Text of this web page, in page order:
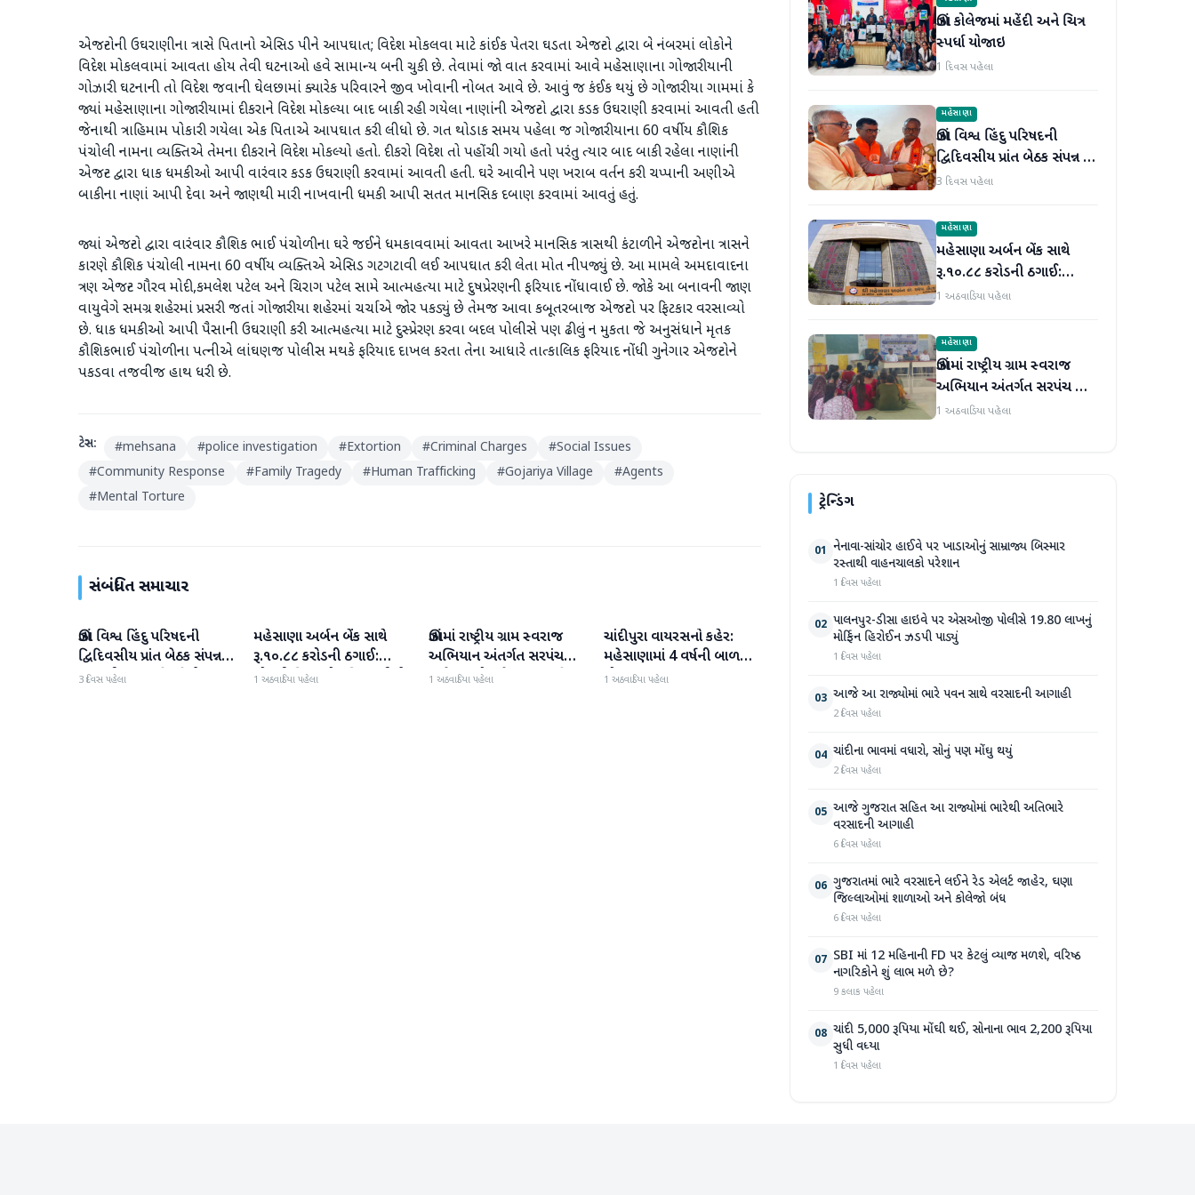
એજન્ટોની ઉઘરાણીના ત્રાસે પિતાનો એસિડ પીને આપઘાત; વિદેશ મોકલવા માટે કાંઈક પેતરા ઘડતા એજન્ટો દ્વારા બે નંબરમાં લોકોને
વિદેશ મોકલવામાં આવતા હોય તેવી ઘટનાઓ હવે સામાન્ય બની ચુકી છે. તેવામાં જો વાત કરવામાં આવે મહેસાણાના ગોજારીયાની
ગોઝારી ઘટનાની તો વિદેશ જવાની ઘેલછામાં ક્યારેક પરિવારને જીવ ખોવાની નોબત આવે છે. આવું જ કંઈક થયું છે ગોજારીયા ગામમાં કે
જ્યાં મહેસાણાના ગોજારીયામાં દીકરાને વિદેશ મોકલ્યા બાદ બાકી રહી ગયેલા નાણાંની એજન્ટો દ્વારા કડક ઉઘરાણી કરવામાં આવતી હતી
જેનાથી ત્રાહિમામ પોકારી ગયેલા એક પિતાએ આપઘાત કરી લીધો છે. ગત થોડાક સમય પહેલા જ ગોજારીયાના 60 વર્ષીય કૌશિક
પંચોલી નામના વ્યક્તિએ તેમના દીકરાને વિદેશ મોકલ્યો હતો. દીકરો વિદેશ તો પહોંચી ગયો હતો પરંતુ ત્યાર બાદ બાકી રહેલા નાણાંની
એજન્ટ દ્વારા ધાક ધમકીઓ આપી વારંવાર કડક ઉઘરાણી કરવામાં આવતી હતી. ઘરે આવીને પણ ખરાબ વર્તન કરી ચપ્પાની અણીએ
બાકીના નાણાં આપી દેવા અને જાણથી મારી નાખવાની ધમકી આપી સતત માનસિક દબાણ કરવામાં આવતું હતું.
જ્યાં એજન્ટો દ્વારા વારંવાર કૌશિક ભાઈ પંચોળીના ઘરે જઈને ધમકાવવામાં આવતા આખરે માનસિક ત્રાસથી કંટાળીને એજન્ટોના ત્રાસને
કારણે કૌશિક પંચોલી નામના 60 વર્ષીય વ્યક્તિએ એસિડ ગટગટાવી લઈ આપઘાત કરી લેતા મોત નીપજ્યું છે. આ મામલે અમદાવાદના
ત્રણ એજન્ટ ગૌરવ મોદી,કમલેશ પટેલ અને ચિરાગ પટેલ સામે આત્મહત્યા માટે દુષપ્રેરણની ફરિયાદ નોંધાવાઈ છે. જોકે આ બનાવની જાણ
વાયુવેગે સમગ્ર શહેરમાં પ્રસરી જતાં ગોજારીયા શહેરમાં ચર્ચાએ જોર પકડ્યું છે તેમજ આવા કબૂતરબાજ એજન્ટો પર ફિટકાર વરસાવ્યો
છે. ધાક ધમકીઓ આપી પૈસાની ઉઘરાણી કરી આત્મહત્યા માટે દુસ્પ્રેરણ કરવા બદલ પોલીસે પણ ઢીલું ન મુકતા જે અનુસંધાને મૃતક
કૌશિકભાઈ પંચોળીના પત્નીએ લાંઘણજ પોલીસ મથકે ફરિયાદ દાખલ કરતા તેના આધારે તાત્કાલિક ફરિયાદ નોંધી ગુનેગાર એજન્ટોને
પકડવા તજવીજ હાથ ધરી છે.
ટેગ્સ: #mehsana #police investigation #Extortion #Criminal Charges #Social Issues
#Community Response #Family Tragedy #Human Trafficking #Gojariya Village #Agents
#Mental Torture
સંબંધિત સમાચાર
મહેસાણા
ઊંઝા વિશ્વ હિંદુ પરિષદની
દ્વિદિવસીય પ્રાંત બેઠક સંપન્ન :
250 થી વધુ કાર્યકર્તાઓ
3 દિવસ પહેલા
મહેસાણા
મહેસાણા અર્બન બેંક સાથે
રૂ.૧૦.૮૮ કરોડની ઠગાઈ:
લોનની મિલકતો પતિ-પત્નીએ
1 અઠવાડિયા પહેલા
મહેસાણા
ઊંઝામાં રાષ્ટ્રીય ગ્રામ સ્વરાજ
અભિયાન અંતર્ગત સરપંચ
અને સભ્યો માટે ક્ષમતાવર્ધન
1 અઠવાડિયા પહેલા
મહેસાણા
ચાંદીપુરા વાયરસનો કહેર:
મહેસાણામાં 4 વર્ષની બાળકીનું
મોત
1 અઠવાડિયા પહેલા
ઊંઝા કોલેજમાં મહેંદી અને ચિત્ર
સ્પર્ધા યોજાઇ
1 દિવસ પહેલા
મહેસાણા
ઊંઝા વિશ્વ હિંદુ પરિષદની
દ્વિદિવસીય પ્રાંત બેઠક સંપન્ન :
250 થી વધુ કાર્યકર્તાઓ
3 દિવસ પહેલા
મહેસાણા
મહેસાણા અર્બન બેંક સાથે
રૂ.૧૦.૮૮ કરોડની ઠગાઈ:
લોનની મિલકતો પતિ-પત્નીએ
1 અઠવાડિયા પહેલા
મહેસાણા
ઊંઝામાં રાષ્ટ્રીય ગ્રામ સ્વરાજ
અભિયાન અંતર્ગત સરપંચ અને
સભ્યો માટે ક્ષમતાવર્ધન તાલીમ
1 અઠવાડિયા પહેલા
ટ્રેન્ડિંગ
01 નેનાવા-સાંચોર હાઈવે પર ખાડાઓનું સામ્રાજ્ય બિસ્માર
રસ્તાથી વાહનચાલકો પરેશાન
1 દિવસ પહેલા
02 પાલનપુર-ડીસા હાઇવે પર એસઓજી પોલીસે 19.80 લાખનું
મોર્ફિન હિરોઈન ઝડપી પાડ્યું
1 દિવસ પહેલા
03 આજે આ રાજ્યોમાં ભારે પવન સાથે વરસાદની આગાહી
2 દિવસ પહેલા
04 ચાંદીના ભાવમાં વધારો, સોનું પણ મોંઘુ થયું
2 દિવસ પહેલા
05 આજે ગુજરાત સહિત આ રાજ્યોમાં ભારેથી અતિભારે
વરસાદની આગાહી
6 દિવસ પહેલા
06 ગુજરાતમાં ભારે વરસાદને લઈને રેડ એલર્ટ જાહેર, ઘણા
જિલ્લાઓમાં શાળાઓ અને કોલેજો બંધ
6 દિવસ પહેલા
07 SBI માં 12 મહિનાની FD પર કેટલું વ્યાજ મળશે, વરિષ્ઠ
નાગરિકોને શું લાભ મળે છે?
9 કલાક પહેલા
08 ચાંદી 5,000 રૂપિયા મોંઘી થઈ, સોનાના ભાવ 2,200 રૂપિયા
સુધી વધ્યા
1 દિવસ પહેલા